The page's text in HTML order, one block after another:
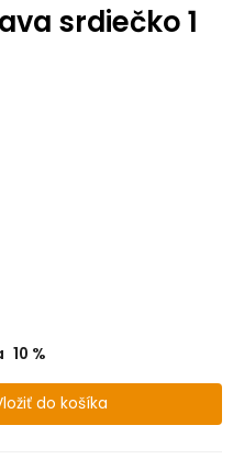
srdiečko 1
10 %